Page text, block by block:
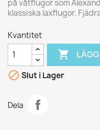
på våtflugor som
klassiska laxflugor.
Kvantitet

 Slut i Lager
Dela